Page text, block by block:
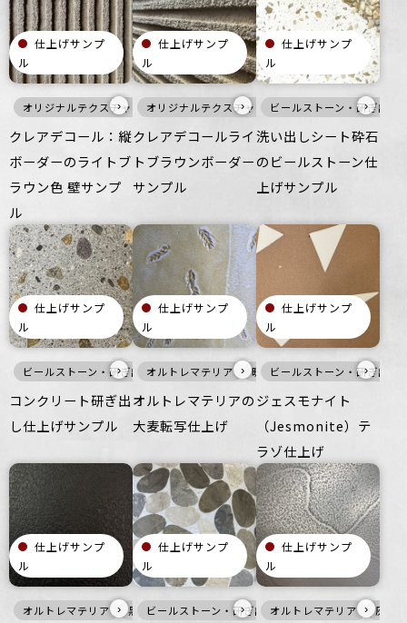
仕上げサンプ
ル
オリジナルテクスチャ・特殊左官 暖色 壁 ごつごつ ざらざら
›
クレアデコール：縦
ボーダーのライトブ
ラウン色 壁サンプ
ル
仕上げサンプ
ル
オリジナルテクスチャ・特殊左官 暖色 壁
›
クレアデコールライ
トブラウンボーダー
サンプル
仕上げサンプ
ル
ビールストーン・研ぎ出し
›
洗い出しシート砕石
のビールストーン仕
上げサンプル
仕上げサンプ
ル
ビールストーン・研ぎ出し仕上げ 灰 壁 床 つるつる その他
›
コンクリート研ぎ出
し仕上げサンプル
仕上げサンプ
ル
オルトレマテリア 暖色 壁 ざらざら
›
オルトレマテリアの
大麦転写仕上げ
仕上げサンプ
ル
ビールストーン・研ぎ出し
›
ジェスモナイト
（Jesmonite）テ
ラゾ仕上げ
仕上げサンプ
ル
オルトレマテリア 黒 壁 つるつる オフィス 住空間 商業空間
›
仕上げサンプ
ル
ビールストーン・研ぎ出し仕上げ 暖色 壁
›
仕上げサンプ
ル
オルトレマテリア 灰
›